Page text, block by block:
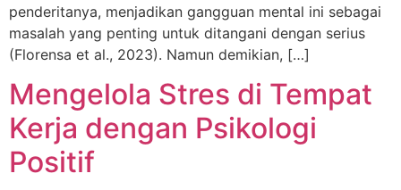
penderitanya, menjadikan gangguan mental ini sebagai
masalah yang penting untuk ditangani dengan serius
(Florensa et al., 2023). Namun demikian, […]
Mengelola Stres di Tempat
Kerja dengan Psikologi
Positif